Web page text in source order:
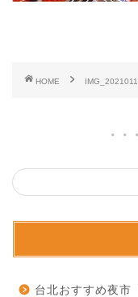
HOME
台北おすすめ夜市